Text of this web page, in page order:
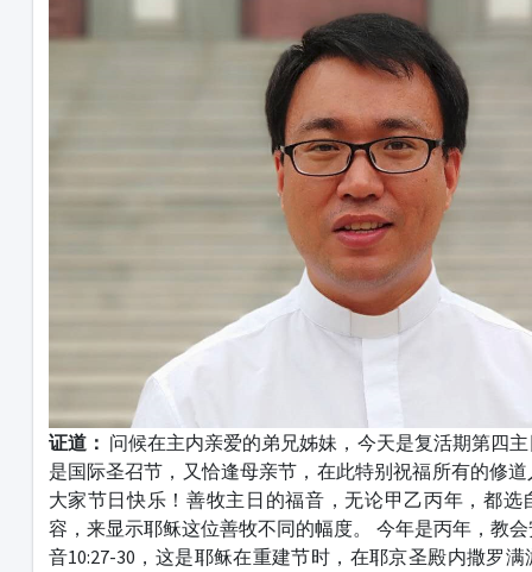
证道： 问候在主内亲爱的弟兄姊妹，今天是复活期第四
是国际圣召节，又恰逢母亲节，在此特别祝福所有的修
大家节日快乐！善牧主日的福音，无论甲乙丙年，都选
容，来显示耶稣这位善牧不同的幅度。 今年是丙年，教
音10:27-30，这是耶稣在重建节时，在耶京圣殿内撒罗